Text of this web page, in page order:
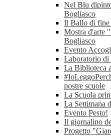
Nel Blu
Bogliasco
Il Ballo di fine
Mostra d'arte
Bogliasco
Evento
Laboratorio di
La Biblioteca
nostre scuole
La Scuola
La Settimana
Evento Pesto!
Il giornalino
Progetto